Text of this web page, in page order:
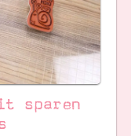
sparen